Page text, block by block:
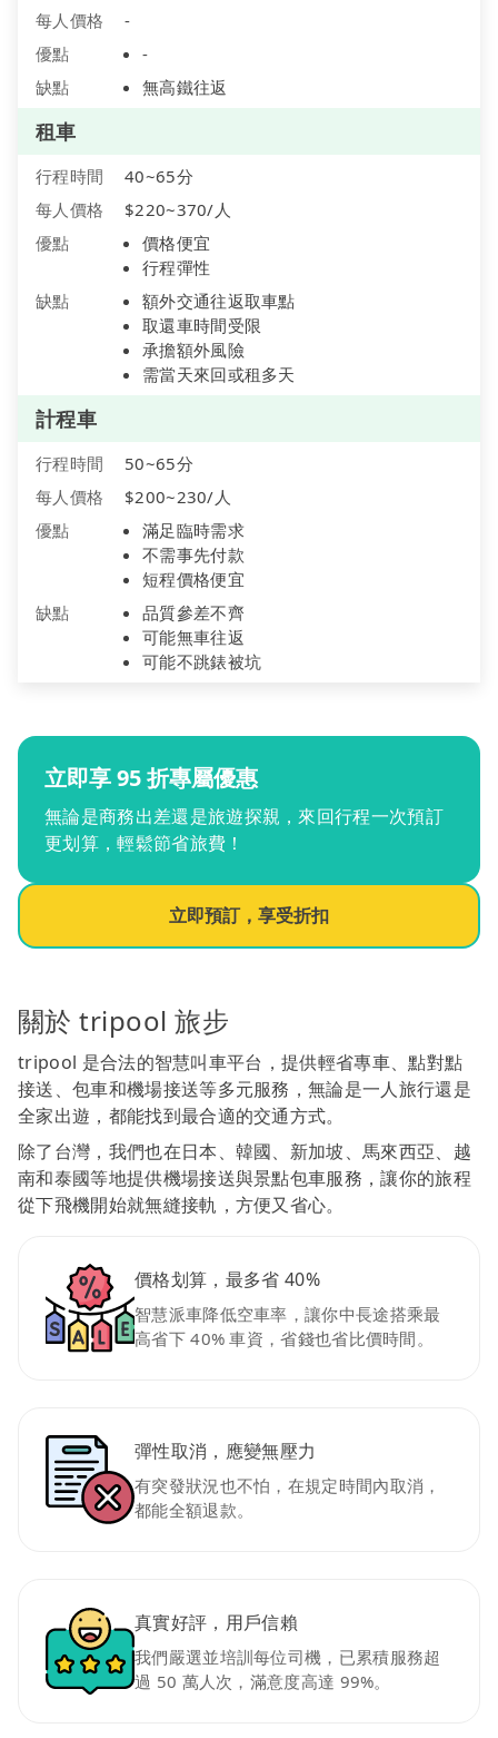
每人價格
-
優點
-
缺點
無高鐵往返
租車
行程時間
40~65分
每人價格
$220~370/人
優點
價格便宜
行程彈性
缺點
額外交通往返取車點
取還車時間受限
承擔額外風險
需當天來回或租多天
計程車
行程時間
50~65分
每人價格
$200~230/人
優點
滿足臨時需求
不需事先付款
短程價格便宜
缺點
品質參差不齊
可能無車往返
可能不跳錶被坑
立即享 95 折專屬優惠
無論是商務出差還是旅遊探親，來回行程一次預訂
更划算，輕鬆節省旅費！
立即預訂，享受折扣
關於 tripool 旅步
tripool 是合法的智慧叫車平台，提供輕省專車、點對點
接送、包車和機場接送等多元服務，無論是一人旅行還是
全家出遊，都能找到最合適的交通方式。
除了台灣，我們也在日本、韓國、新加坡、馬來西亞、越
南和泰國等地提供機場接送與景點包車服務，讓你的旅程
從下飛機開始就無縫接軌，方便又省心。
價格划算，最多省 40%
智慧派車降低空車率，讓你中長途搭乘最
高省下 40% 車資，省錢也省比價時間。
彈性取消，應變無壓力
有突發狀況也不怕，在規定時間內取消，
都能全額退款。
真實好評，用戶信賴
我們嚴選並培訓每位司機，已累積服務超
過 50 萬人次，滿意度高達 99%。